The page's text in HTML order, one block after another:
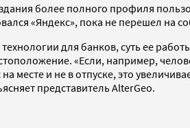
более полного профиля
«Яндекс», пока не перешел на
для банков, суть ее
«Если, например,
месте и не в отпуске, это
представитель AlterGeo.